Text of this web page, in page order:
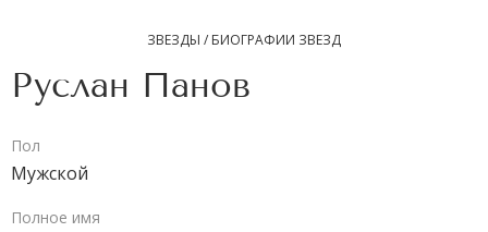
ЗВЕЗДЫ / БИОГРАФИИ ЗВЕЗД
Руслан Панов
Пол
Мужской
Полное имя